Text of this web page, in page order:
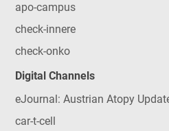
apo-campus
check-innere
check-onko
Digital Channels
eJournal: Austrian Atopy
car-t-cell